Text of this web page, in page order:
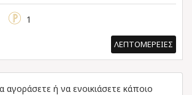
1
ΛΕΠΤΟΜΕΡΕΙΕΣ
αγοράσετε ή να ενοικιάσετε κάποιο